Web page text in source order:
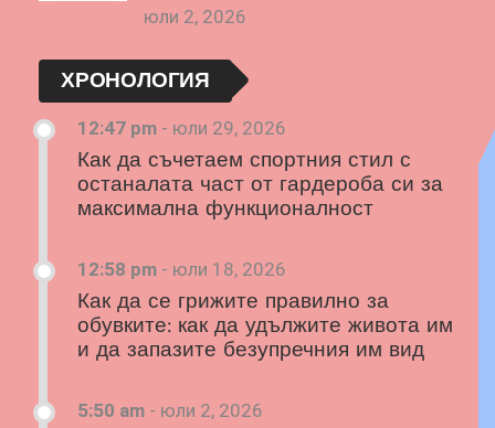
юли 2, 2026
ХРОНОЛОГИЯ
12:47 pm - юли 29, 2026
Как да съчетаем спортния стил с
останалата част от гардероба си за
максимална функционалност
12:58 pm - юли 18, 2026
Как да се грижите правилно за
обувките: как да удължите живота им
и да запазите безупречния им вид
5:50 am - юли 2, 2026